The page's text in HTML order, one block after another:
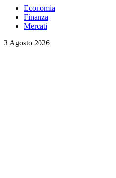
Economia
Finanza
Mercati
3 Agosto 2026